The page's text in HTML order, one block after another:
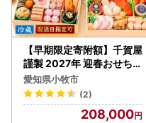
【早期限定寄附額】千賀屋
謹製 2027年 迎春おせち料
理「千ノ幸」和風与段重 6
～7人前 全58品 冷蔵おせ
ち料理 [035S17]
愛知県小牧市
(2)
208,000